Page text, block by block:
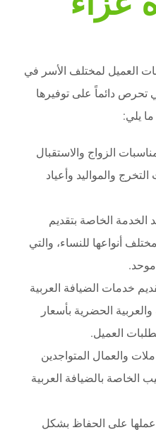
العميل لمختلف الأسر في
تحرص دائماً على توفيرها
يلي:
الزواج والاستقبال
والمواليد وأعياد
الخاصة بتقديم
أنواعها للنساء، والتي
خدمات الضيافة العربية
والعربية الحضرية بأسعار
العميل.
والعمال المتواجدين
الخاصة بالضيافة العربية
على الحفاظ بشكل